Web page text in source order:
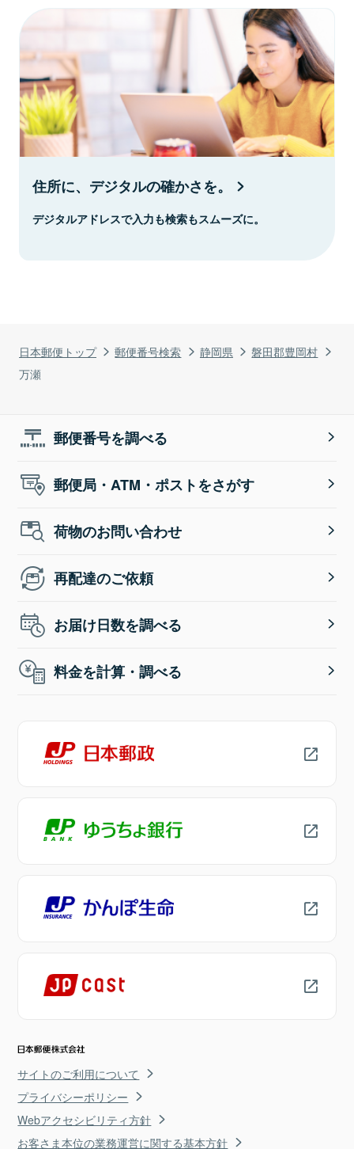
日本郵便トップ 郵便番号検索 静岡県
磐田郡豊岡村
万瀬
住所に、デジタルの確かさを。
デジタルアドレスで入力も検索もスムーズに。
郵便番号を調べる
郵便局・ATM・ポストをさがす
荷物のお問い合わせ
再配達のご依頼
お届け日数を調べる
料金を計算・調べる
サイトのご利用について
プライバシーポリシー
Webアクセシビリティ方針
お客さま本位の業務運営に関する基本方針